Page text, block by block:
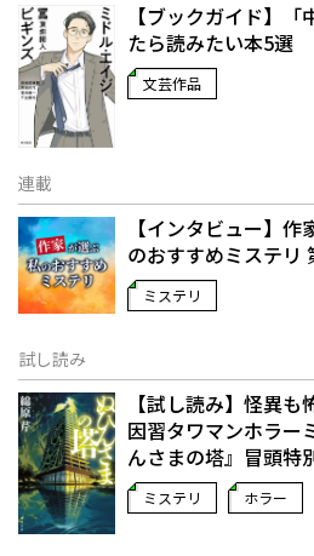
【ブックガイド】
たら読みたい本5選
文芸作品
連載
【インタビュー】
のおすすめミステリ
ミステリ
試し読み
【試し読み】怪異
因習タワマンホラー
んさまの塔』冒頭特
ミステリ ホラー